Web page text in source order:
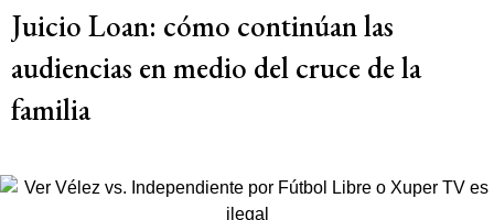
Juicio Loan: cómo continúan las
audiencias en medio del cruce de la
familia